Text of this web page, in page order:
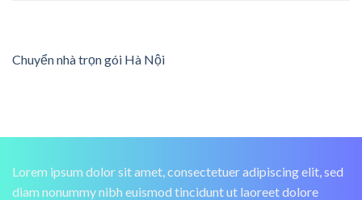
Chuyển nhà trọn gói Hà Nội
Lorem ipsum dolor sit amet, consectetuer adipiscing elit, sed
diam nonummy nibh euismod tincidunt ut laoreet dolore